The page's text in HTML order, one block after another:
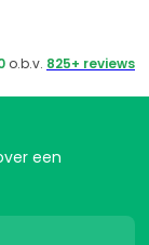
o.b.v. 825+ reviews
een